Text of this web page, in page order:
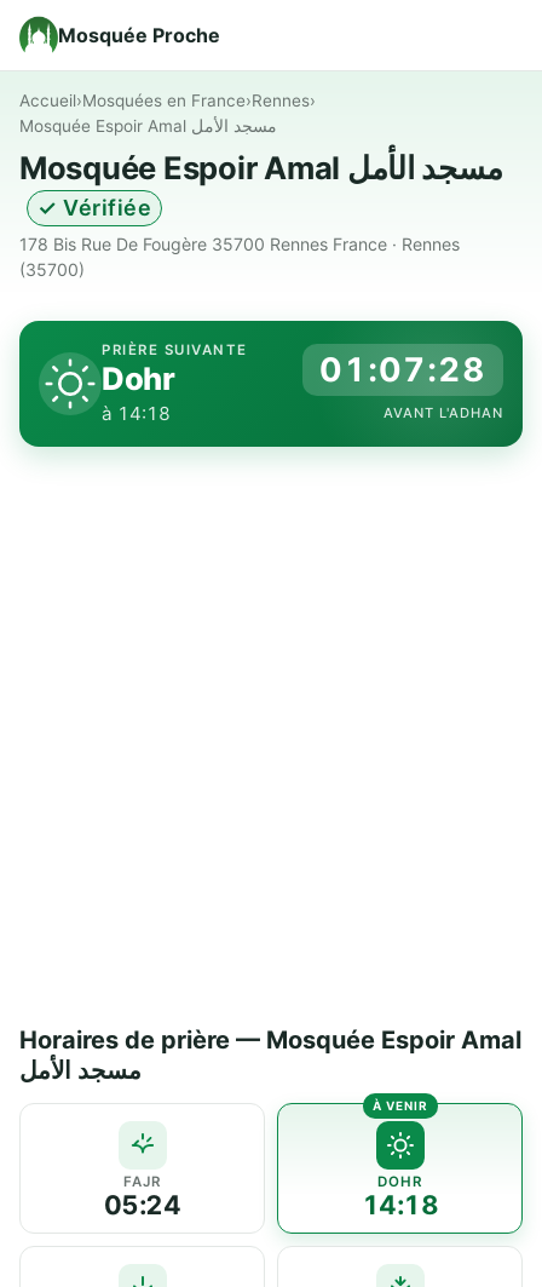
Mosquée Proche
Accueil›Mosquées en France›Rennes›
Mosquée Espoir Amal مسجد الأمل
Mosquée Espoir Amal مسجد الأمل
✓ Vérifiée
178 Bis Rue De Fougère 35700 Rennes France · Rennes
(35700)
PRIÈRE SUIVANTE
Dohr
à 14:18
01:07:27
AVANT L'ADHAN
Horaires de prière — Mosquée Espoir Amal
مسجد الأمل
FAJR
05:24
DOHR
14:18